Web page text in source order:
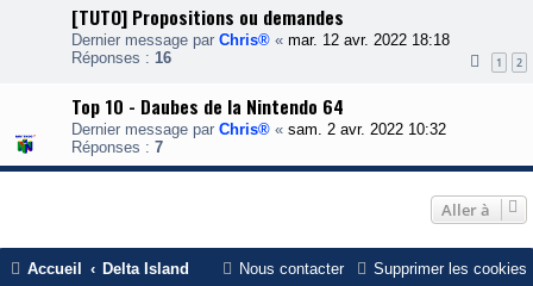
[TUTO] Propositions ou demandes
Dernier message par Chris® « mar. 12 avr. 2022 18:18
Réponses : 16 1 2
Top 10 - Daubes de la Nintendo 64
Dernier message par Chris® « sam. 2 avr. 2022 10:32
Réponses : 7
Aller à
Accueil Delta Island Supprimer les cookies
Nous contacter